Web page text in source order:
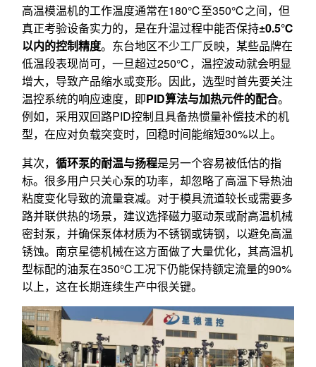
高温模温机的工作温度通常在180℃至350℃之间，但
真正考验设备实力的，是在升温过程中能否保持±0.5℃
以内的控制精度。东台地区不少工厂反映，某些品牌在
低温段表现尚可，一旦超过250℃，温控波动就会明显
增大，导致产品缩水或变形。因此，选型时首先要关注
温控系统的响应速度，即PID算法与加热元件的配合。
例如，采用双回路PID控制且具备热惯量补偿技术的机
型，在应对负载突变时，回稳时间能缩短30%以上。
其次， 循环泵的耐温与扬程是另一个容易被低估的指
标。很多用户只关心泵的功率，却忽略了高温下导热油
粘度变化导致的流量衰减。对于模具流道较长或需要多
路并联供热的场景，建议选择磁力驱动泵或耐高温机械
密封泵，并确保泵体材质为不锈钢或铸钢，以避免高温
锈蚀。南京星德机械在这方面做了大量优化，其高温机
型标配的油泵在350℃工况下仍能保持额定流量的90%
以上，这在长期连续生产中很关键。